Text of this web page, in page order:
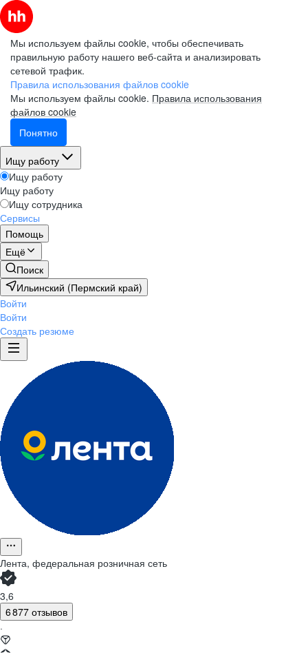
Мы используем файлы cookie, чтобы обеспечивать
правильную работу нашего веб-сайта и анализировать
сетевой трафик.
Правила использования файлов cookie
Мы используем файлы cookie. Правила использования
файлов cookie
Понятно
Ищу работу
Ищу работу
Ищу работу
Ищу сотрудника
Сервисы
Помощь
Ещё
Поиск
Ильинский (Пермский край)
Войти
Войти
Создать резюме
Лента, федеральная розничная сеть
3,6
6 877 отзывов
·